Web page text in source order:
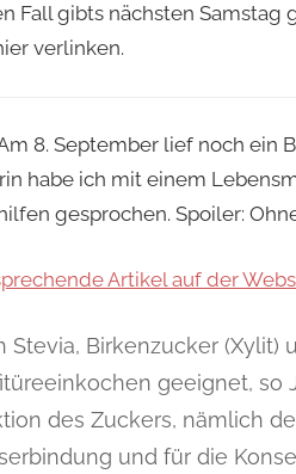
Fall gibts nächsten
verlinken.
8. September lief noch ein
habe ich mit einem
gesprochen. Spoiler:
Artikel auf der
Stevia, Birkenzucker
geeignet, so
des Zuckers, nämlich
und für die